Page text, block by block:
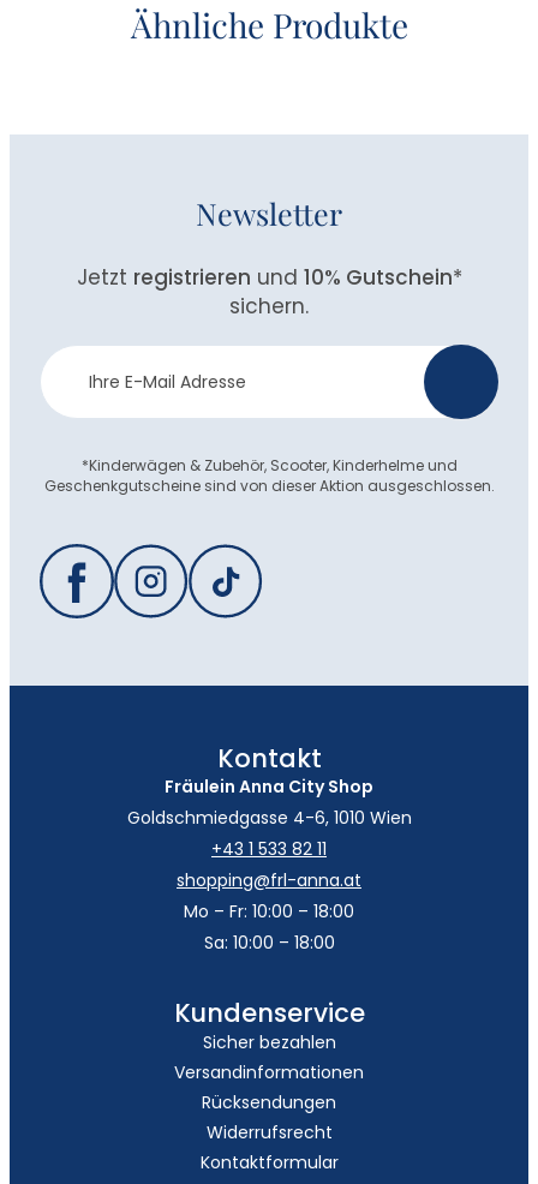
Ähnliche Produkte
Newsletter
Jetzt registrieren und 10% Gutschein*
sichern.
Newsletter
Anmeldung
*Kinderwägen & Zubehör, Scooter, Kinderhelme und
Geschenkgutscheine sind von dieser Aktion ausgeschlossen.
Kontakt
Fräulein Anna City Shop
Goldschmiedgasse 4-6, 1010 Wien
+43 1 533 82 11
shopping@frl-anna.at
Mo – Fr: 10:00 – 18:00
Sa: 10:00 – 18:00
Kundenservice
Sicher bezahlen
Versandinformationen
Rücksendungen
Widerrufsrecht
Kontaktformular